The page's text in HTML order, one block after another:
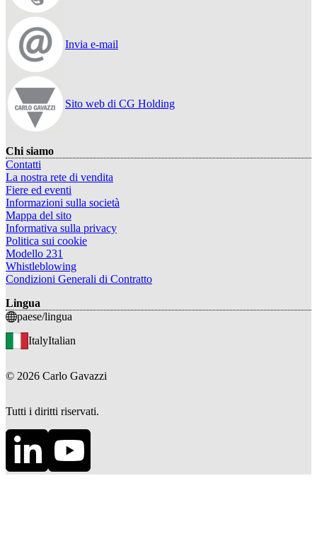
Invia e-mail
Sito web di CG Holding
Chi siamo
Contatti
La nostra rete di vendita
Fiere ed eventi
Informazioni sulla società
Mappa del sito
Informativa sulla privacy
Politica sui cookie
Modello 231
Whistleblowing
Condizioni Generali di Contratto
Lingua
paese/lingua
ItalyItalian
© 2026 Carlo Gavazzi
Tutti i diritti riservati.